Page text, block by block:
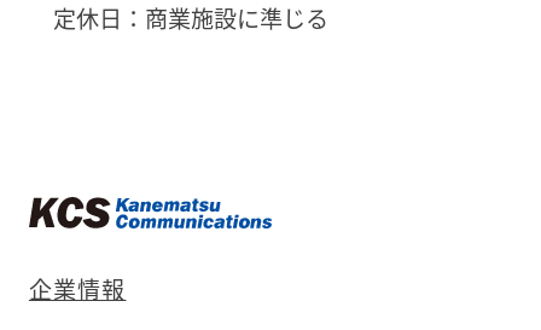
定休日：商業施設に準じる
企業情報